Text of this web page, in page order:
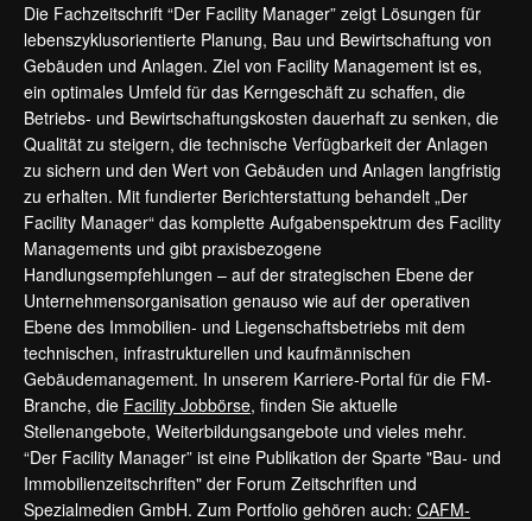
Die Fachzeitschrift “Der Facility Manager” zeigt Lösungen für
lebenszyklusorientierte Planung, Bau und Bewirtschaftung von
Gebäuden und Anlagen. Ziel von Facility Management ist es,
ein optimales Umfeld für das Kerngeschäft zu schaffen, die
Betriebs- und Bewirtschaftungskosten dauerhaft zu senken, die
Qualität zu steigern, die technische Verfügbarkeit der Anlagen
zu sichern und den Wert von Gebäuden und Anlagen langfristig
zu erhalten. Mit fundierter Berichterstattung behandelt „Der
Facility Manager“ das komplette Aufgabenspektrum des Facility
Managements und gibt praxisbezogene
Handlungsempfehlungen – auf der strategischen Ebene der
Unternehmensorganisation genauso wie auf der operativen
Ebene des Immobilien- und Liegenschaftsbetriebs mit dem
technischen, infrastrukturellen und kaufmännischen
Gebäudemanagement. In unserem Karriere-Portal für die FM-
Branche, die Facility Jobbörse, finden Sie aktuelle
Stellenangebote, Weiterbildungsangebote und vieles mehr.
“Der Facility Manager” ist eine Publikation der Sparte "Bau- und
Immobilienzeitschriften" der Forum Zeitschriften und
Spezialmedien GmbH. Zum Portfolio gehören auch: CAFM-